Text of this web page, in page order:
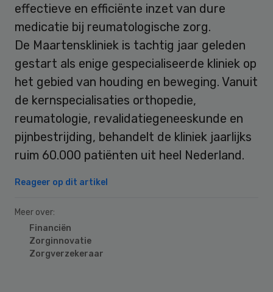
effectieve en efficiënte inzet van dure
medicatie bij reumatologische zorg.
De Maartenskliniek is tachtig jaar geleden
gestart als enige gespecialiseerde kliniek op
het gebied van houding en beweging. Vanuit
de kernspecialisaties orthopedie,
reumatologie, revalidatiegeneeskunde en
pijnbestrijding, behandelt de kliniek jaarlijks
ruim 60.000 patiënten uit heel Nederland.
Reageer op dit artikel
Meer over:
Financiën
Zorginnovatie
Zorgverzekeraar